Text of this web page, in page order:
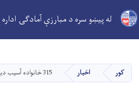
دانګل
له پیښو سره د مبارزې آمادګۍ اداره
کور اخبار 315 خانواده آسیب دیده در ولایت کاپیسا کمک های غذایی و غیر غذایی دریافت کردند